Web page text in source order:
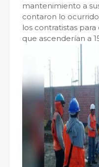
mantenimiento a
contaron lo
los contratistas
que ascenderían a